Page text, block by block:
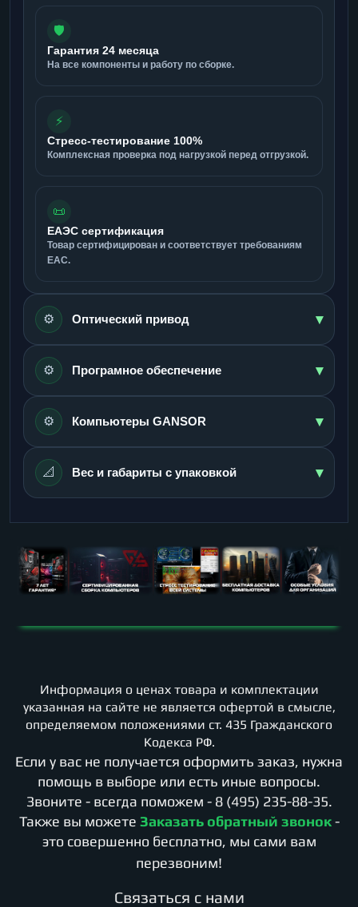
🛡️
Гарантия 24 месяца
На все компоненты и работу по сборке.
⚡
Стресс-тестирование 100%
Комплексная проверка под нагрузкой перед отгрузкой.
📜
ЕАЭС сертификация
Товар сертифицирован и соответствует требованиям
ЕАС.
⚙️ Оптический привод ▾
⚙️ Програмное обеспечение ▾
⚙️ Компьютеры GANSOR ▾
📐 Вес и габариты с упаковкой ▾
Информация о ценах товара и комплектации
указанная на сайте не является офертой в смысле,
определяемом положениями ст. 435 Гражданского
Кодекса РФ.
Если у вас не получается оформить заказ, нужна
помощь в выборе или есть иные вопросы.
Звоните - всегда поможем - 8 (495) 235-88-35.
Также вы можете Заказать обратный звонок -
это совершенно бесплатно, мы сами вам
перезвоним!
Cвязаться с нами